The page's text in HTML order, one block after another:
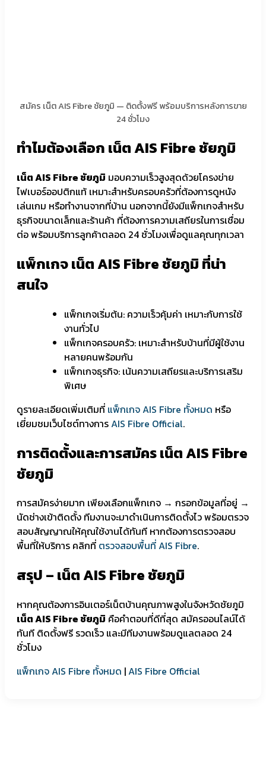
สมัคร เน็ต AIS Fibre ชัยภูมิ — ติดตั้งฟรี พร้อมบริการหลังการขาย
24 ชั่วโมง
ทำไมต้องเลือก เน็ต AIS Fibre ชัยภูมิ
เน็ต AIS Fibre ชัยภูมิ มอบความเร็วสูงสุดด้วยโครงข่าย
ไฟเบอร์ออปติกแท้ เหมาะสำหรับครอบครัวที่ต้องการดูหนัง
เล่นเกม หรือทำงานจากที่บ้าน นอกจากนี้ยังมีแพ็กเกจสำหรับ
ธุรกิจขนาดเล็กและร้านค้า ที่ต้องการความเสถียรในการเชื่อม
ต่อ พร้อมบริการลูกค้าตลอด 24 ชั่วโมงเพื่อดูแลคุณทุกเวลา
แพ็กเกจ เน็ต AIS Fibre ชัยภูมิ ที่น่า
สนใจ
แพ็กเกจเริ่มต้น: ความเร็วคุ้มค่า เหมาะกับการใช้
งานทั่วไป
แพ็กเกจครอบครัว: เหมาะสำหรับบ้านที่มีผู้ใช้งาน
หลายคนพร้อมกัน
แพ็กเกจธุรกิจ: เน้นความเสถียรและบริการเสริม
พิเศษ
ดูรายละเอียดเพิ่มเติมที่ แพ็กเกจ AIS Fibre ทั้งหมด หรือ
เยี่ยมชมเว็บไซต์ทางการAIS Fibre Official.
การติดตั้งและการสมัคร เน็ต AIS Fibre
ชัยภูมิ
การสมัครง่ายมาก เพียงเลือกแพ็กเกจ → กรอกข้อมูลที่อยู่ →
นัดช่างเข้าติดตั้ง ทีมงานจะมาดำเนินการติดตั้งไว พร้อมตรวจ
สอบสัญญาณให้คุณใช้งานได้ทันที หากต้องการตรวจสอบ
พื้นที่ให้บริการ คลิกที่ ตรวจสอบพื้นที่ AIS Fibre.
สรุป – เน็ต AIS Fibre ชัยภูมิ
หากคุณต้องการอินเตอร์เน็ตบ้านคุณภาพสูงในจังหวัดชัยภูมิ
เน็ต AIS Fibre ชัยภูมิ คือคำตอบที่ดีที่สุด สมัครออนไลน์ได้
ทันที ติดตั้งฟรี รวดเร็ว และมีทีมงานพร้อมดูแลตลอด 24
ชั่วโมง
แพ็กเกจ AIS Fibre ทั้งหมด |AIS Fibre Official